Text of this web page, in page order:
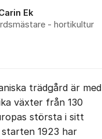
Ek
- hortikultur
trädgård är med
växter från 130
största i sitt
1923 har